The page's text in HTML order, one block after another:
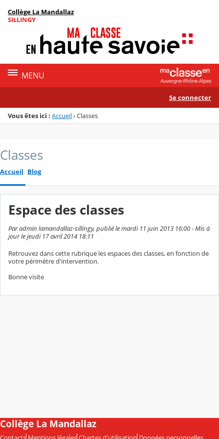
Menu de la rubrique
Contenu
Collège La Mandallaz
SILLINGY
MENU
Se connecter
Vous êtes ici : Accueil›Classes
Classes
Accueil Blog
Espace des classes
Par admin lamandallaz-sillingy, publié le mardi 11 juin 2013 16:00 - Mis à
jour le jeudi 17 avril 2014 18:11
Retrouvez dans cette rubrique les espaces des classes, en fonction de
votre périmètre d'intervention.
Bonne visite
Collège La Mandallaz